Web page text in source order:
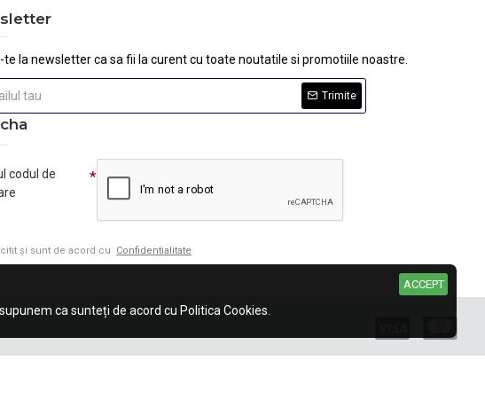
te la newsletter ca sa fii la curent cu toate noutatile si promotiile noastre.
Trimite
codul de
şi sunt de acord cu Confidentialitate
ACCEPT
ca sunteți de acord cu Politica Cookies.